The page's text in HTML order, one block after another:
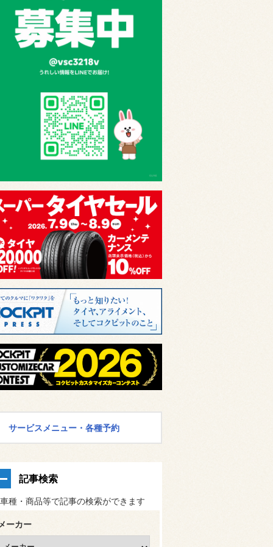
サービスメニュー・各種予約
記事検索
種・商品等で記事の検索ができます
ーカー